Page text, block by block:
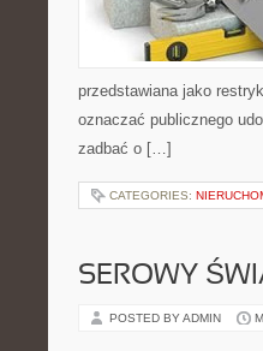
przedstawiana jako
oznaczać publicznego
zadbać o […]
CATEGORIES:
SEROWY
POSTED BY ADMIN